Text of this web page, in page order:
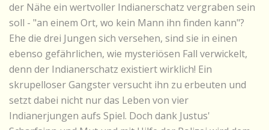
der Nähe ein wertvoller Indianerschatz vergraben sein
soll - "an einem Ort, wo kein Mann ihn finden kann"?
Ehe die drei Jungen sich versehen, sind sie in einen
ebenso gefährlichen, wie mysteriösen Fall verwickelt,
denn der Indianerschatz existiert wirklich! Ein
skrupelloser Gangster versucht ihn zu erbeuten und
setzt dabei nicht nur das Leben von vier
Indianerjungen aufs Spiel. Doch dank Justus'